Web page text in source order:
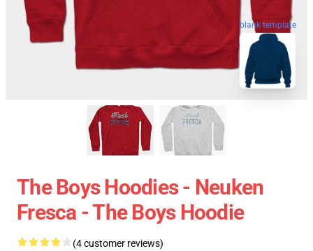
blank template
The Boys Hoodies - Neuken
Fresca - The Boys Hoodie
(4 customer reviews)